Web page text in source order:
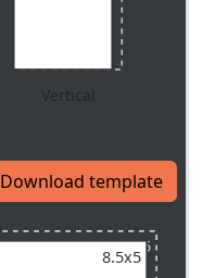
Vertical
Download template
9x5.5
8.5x5